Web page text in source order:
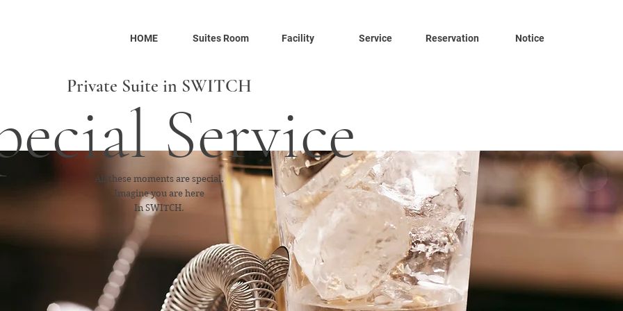
HOME Suites Room Facility Service Reservation Notice
Private Suite in SWITCH
All these moments are special.
Imagine you are here
In SWITCH.
Service